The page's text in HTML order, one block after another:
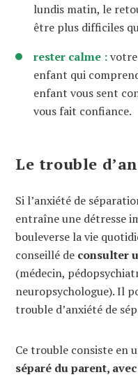
lundis matin, le
être plus difficiles
rester calme :
enfant qui
enfant vous sent
vous fait confiance.
Le trouble
Si l’anxiété de
entraîne une détresse
bouleverse la vie
conseillé de consulter
(médecin,
neuropsychologue). Il
trouble d’anxiété de
Ce trouble consiste en
séparé du parent,